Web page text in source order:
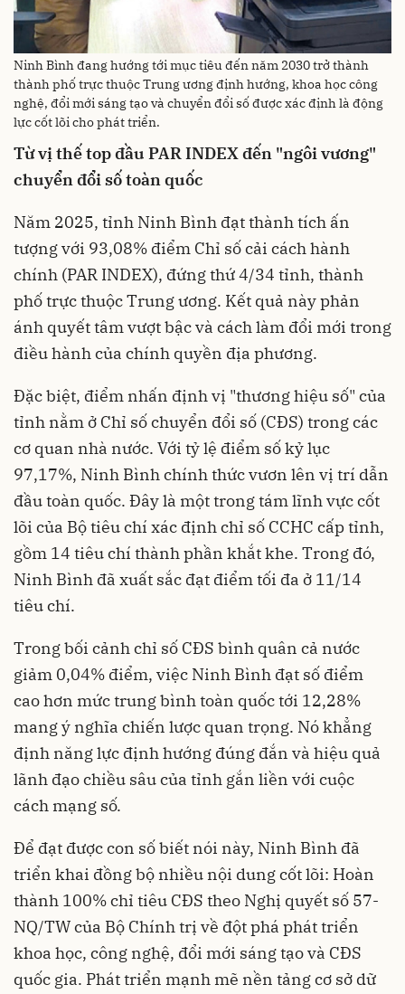
Ninh Bình đang hướng tới mục tiêu đến năm 2030 trở thành
thành phố trực thuộc Trung ương định hướng, khoa học công
nghệ, đổi mới sáng tạo và chuyển đổi số được xác định là động
lực cốt lõi cho phát triển.
Từ vị thế top đầu PAR INDEX đến "ngôi vương"
chuyển đổi số toàn quốc
Năm 2025, tỉnh Ninh Bình đạt thành tích ấn
tượng với 93,08% điểm Chỉ số cải cách hành
chính (PAR INDEX), đứng thứ 4/34 tỉnh, thành
phố trực thuộc Trung ương. Kết quả này phản
ánh quyết tâm vượt bậc và cách làm đổi mới trong
điều hành của chính quyền địa phương.
Đặc biệt, điểm nhấn định vị "thương hiệu số" của
tỉnh nằm ở Chỉ số chuyển đổi số (CĐS) trong các
cơ quan nhà nước. Với tỷ lệ điểm số kỷ lục
97,17%, Ninh Bình chính thức vươn lên vị trí dẫn
đầu toàn quốc. Đây là một trong tám lĩnh vực cốt
lõi của Bộ tiêu chí xác định chỉ số CCHC cấp tỉnh,
gồm 14 tiêu chí thành phần khắt khe. Trong đó,
Ninh Bình đã xuất sắc đạt điểm tối đa ở 11/14
tiêu chí.
Trong bối cảnh chỉ số CĐS bình quân cả nước
giảm 0,04% điểm, việc Ninh Bình đạt số điểm
cao hơn mức trung bình toàn quốc tới 12,28%
mang ý nghĩa chiến lược quan trọng. Nó khẳng
định năng lực định hướng đúng đắn và hiệu quả
lãnh đạo chiều sâu của tỉnh gắn liền với cuộc
cách mạng số.
Để đạt được con số biết nói này, Ninh Bình đã
triển khai đồng bộ nhiều nội dung cốt lõi: Hoàn
thành 100% chỉ tiêu CĐS theo Nghị quyết số 57-
NQ/TW của Bộ Chính trị về đột phá phát triển
khoa học, công nghệ, đổi mới sáng tạo và CĐS
quốc gia. Phát triển mạnh mẽ nền tảng cơ sở dữ